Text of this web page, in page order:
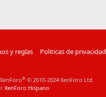
y reglas Politicas de privacidad
® © 2010-2024 XenForo Ltd.
XenForo Hispano